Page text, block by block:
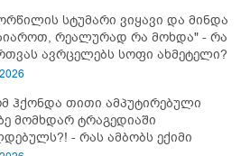
სტუმარი ვიყავი და მინდა
რეალურად რა მოხდა" - რა
ავრცელებს სოფი ახმეტელი?
ჰქონდა თითი ამპუტირებული
მომხდარ ტრაგედიაში
- რას ამბობს ექიმი